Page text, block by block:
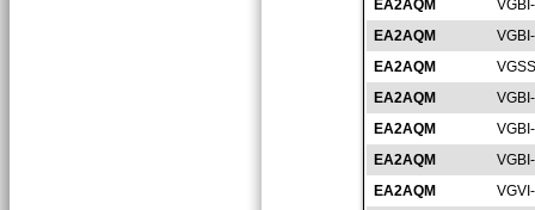
EA2AQM
EA2AQM
EA2AQM
EA2AQM
EA2AQM
EA2AQM
EA2AQM